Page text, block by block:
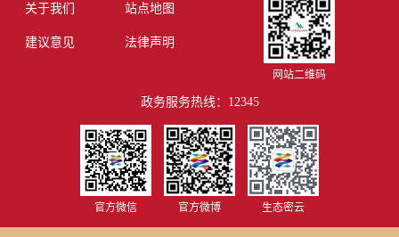
关于我们 站点地图
建议意见 法律声明
网站二维码
政务服务热线：12345
官方微信 官方微博 生态密云